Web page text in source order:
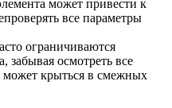
может привести к
все параметры
ограничиваются
забывая осмотреть все
крыться в смежных